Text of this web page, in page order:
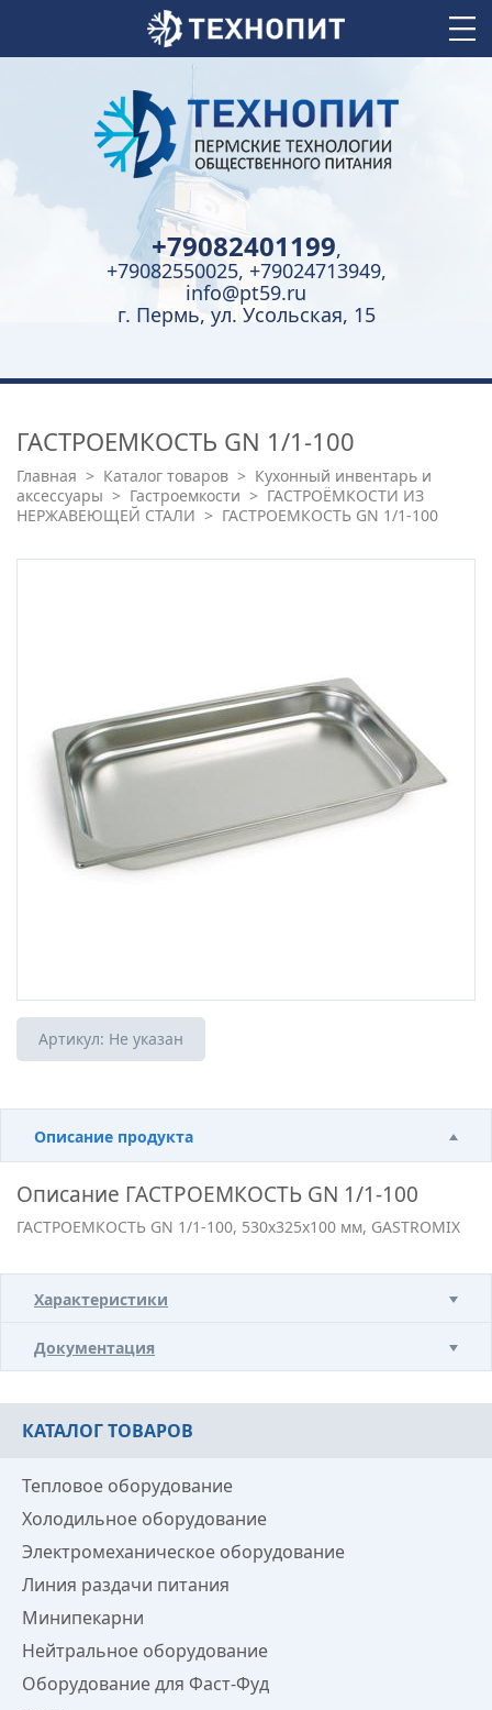
+79082401199,
+79082550025, +79024713949,
info@pt59.ru
г. Пермь, ул. Усольская, 15
ГАСТРОЕМКОСТЬ GN 1/1-100
Главная > Каталог товаров > Кухонный инвентарь и
аксессуары > Гастроемкости > ГАСТРОЁМКОСТИ ИЗ
НЕРЖАВЕЮЩЕЙ СТАЛИ > ГАСТРОЕМКОСТЬ GN 1/1-100
Артикул: Не указан
Описание продукта
Описание ГАСТРОЕМКОСТЬ GN 1/1-100
ГАСТРОЕМКОСТЬ GN 1/1-100, 530х325х100 мм, GASTROMIX
Характеристики
Документация
КАТАЛОГ ТОВАРОВ
Тепловое оборудование
Холодильное оборудование
Электромеханическое оборудование
Линия раздачи питания
Минипекарни
Нейтральное оборудование
Оборудование для Фаст-Фуд